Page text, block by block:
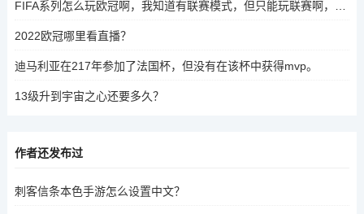
2022欧冠哪里看直播？
迪马利亚在217年参加了法国杯，但没有在该杯中获得mvp。
13级升到宇宙之心还要多久？
作者还发布过
刺客信条本色手游怎么设置中文？